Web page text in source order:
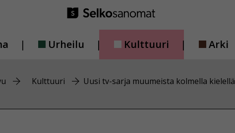
Urheilu Kulttuuri Arki
Kulttuuri Uusi tv-sarja muumeista kolmella kielellä